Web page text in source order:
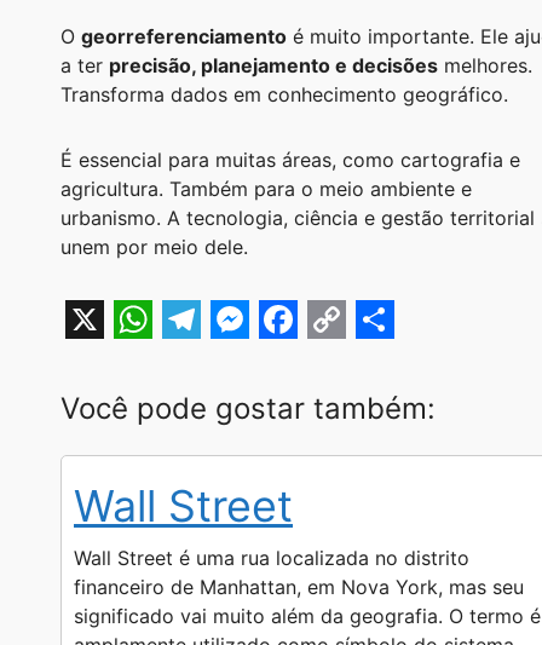
O georreferenciamento é muito importante. Ele
a ter precisão, planejamento e decisões melhores.
Transforma dados em conhecimento geográfico.
É essencial para muitas áreas, como cartografia e
agricultura. Também para o meio ambiente e
urbanismo. A tecnologia, ciência e gestão territorial
unem por meio dele.
h
a
s
A
p
p
e
l
g
r
a
m
e
s
e
n
g
e
a
c
b
o
o
k
o
p
i
n
k
h
a
Você pode gostar também:
Wall Street
Wall Street é uma rua localizada no distrito
financeiro de Manhattan, em Nova York, mas seu
significado vai muito além da geografia. O termo é